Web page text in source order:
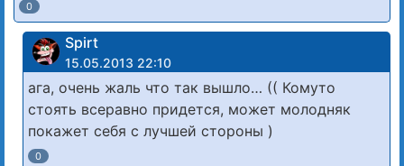
0
Spirt
15.05.2013 22:10
ага, очень жаль что так вышло… (( Комуто
стоять всеравно придется, может молодняк
покажет себя с лучшей стороны )
0